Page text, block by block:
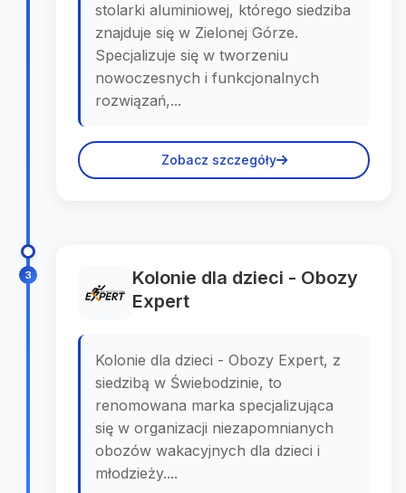
stolarki aluminiowej, którego siedziba
znajduje się w Zielonej Górze.
Specjalizuje się w tworzeniu
nowoczesnych i funkcjonalnych
rozwiązań,...
Zobacz szczegóły
3
Kolonie dla dzieci - Obozy
Expert
Kolonie dla dzieci - Obozy Expert, z
siedzibą w Świebodzinie, to
renomowana marka specjalizująca
się w organizacji niezapomnianych
obozów wakacyjnych dla dzieci i
młodzieży....